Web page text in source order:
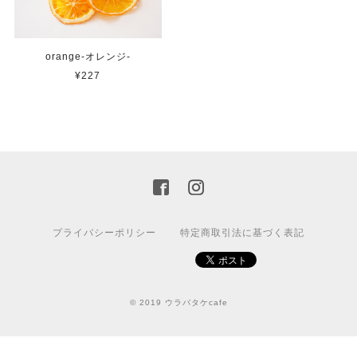
orange-オレンジ-
¥227
プライバシーポリシー 特定商取引法に基づく表記
© 2019 ウラバタケcafe